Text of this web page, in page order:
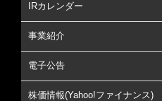
IRカレンダー
事業紹介
電子公告
株価情報(Yahoo!ファイナンス)